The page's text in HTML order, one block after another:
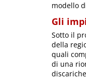
modello
Gli
Sotto il
della
quali
di una